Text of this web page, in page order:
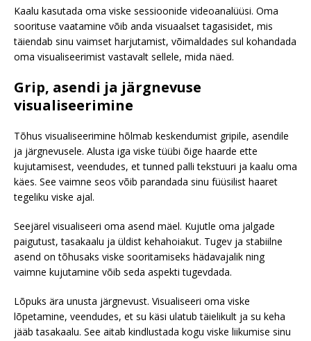
Kaalu kasutada oma viske sessioonide videoanalüüsi. Oma
soorituse vaatamine võib anda visuaalset tagasisidet, mis
täiendab sinu vaimset harjutamist, võimaldades sul kohandada
oma visualiseerimist vastavalt sellele, mida näed.
Grip, asendi ja järgnevuse
visualiseerimine
Tõhus visualiseerimine hõlmab keskendumist gripile, asendile
ja järgnevusele. Alusta iga viske tüübi õige haarde ette
kujutamisest, veendudes, et tunned palli tekstuuri ja kaalu oma
käes. See vaimne seos võib parandada sinu füüsilist haaret
tegeliku viske ajal.
Seejärel visualiseeri oma asend mäel. Kujutle oma jalgade
paigutust, tasakaalu ja üldist kehahoiakut. Tugev ja stabiilne
asend on tõhusaks viske sooritamiseks hädavajalik ning
vaimne kujutamine võib seda aspekti tugevdada.
Lõpuks ära unusta järgnevust. Visualiseeri oma viske
lõpetamine, veendudes, et su käsi ulatub täielikult ja su keha
jääb tasakaalu. See aitab kindlustada kogu viske liikumise sinu